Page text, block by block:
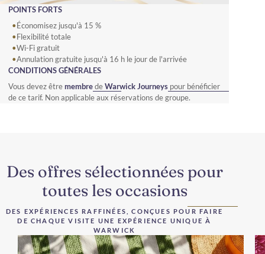
POINTS FORTS
Économisez jusqu'à 15 %
Flexibilité totale
Wi-Fi gratuit
Annulation gratuite jusqu'à 16 h le jour de l'arrivée
CONDITIONS GÉNÉRALES
Vous devez êtremembredeWarwick Journeys pour bénéficier
de ce tarif. Non applicable aux réservations de groupe.
Des offres sélectionnées pour
toutes les occasions
DES EXPÉRIENCES RAFFINÉES, CONÇUES POUR FAIRE
DE CHAQUE VISITE UNE EXPÉRIENCE UNIQUE À
WARWICK